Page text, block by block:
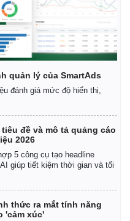
quản lý của SmartAds
đánh giá mức độ hiển thị,
đề và mô tả quảng cáo
2026
5 công cụ tạo headline
giúp tiết kiệm thời gian và tối
thức ra mắt tính năng
'cảm xúc'